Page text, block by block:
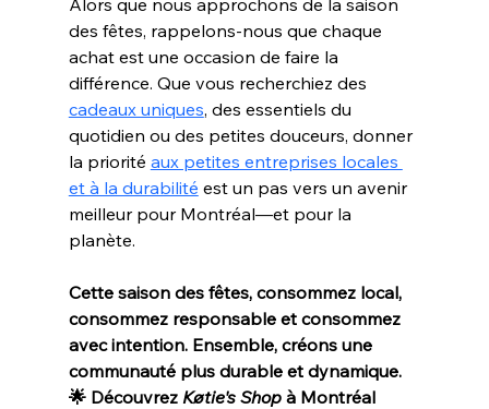
des fêtes, rappelons-nous que chaque
achat est une occasion de faire la
différence. Que vous recherchiez des
cadeaux uniques, des essentiels du
quotidien ou des petites douceurs, donner
la priorité aux petites entreprises locales
et à la durabilité est un pas vers un avenir
meilleur pour Montréal—et pour la
planète.
Cette saison des fêtes, consommez local,
consommez responsable et consommez
avec intention. Ensemble, créons une
communauté plus durable et dynamique.
🌟 Découvrez Køtie's Shop à Montréal